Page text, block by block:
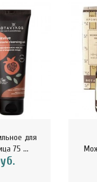
для
75 ...